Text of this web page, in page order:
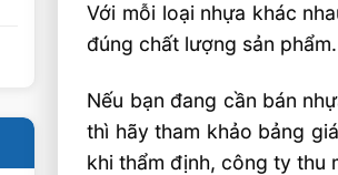
Với mỗi loại nhựa khác
đúng chất lượng sản phẩm.
Nếu bạn đang cần bán
thì hãy tham khảo bảng
khi thẩm định, công ty thu